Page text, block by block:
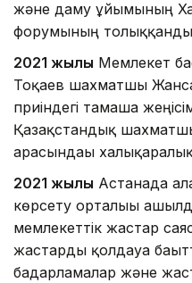
және даму ұйымының
форумының
2021 жылы Мемлекет
Тоқаев шахматшы
приіндегі тамаша
Қазақстандық
арасындағы
2021 жылы Астанада
көрсету орталығы
мемлекеттік жастар
жастарды қолдауға
бағдарламалар және